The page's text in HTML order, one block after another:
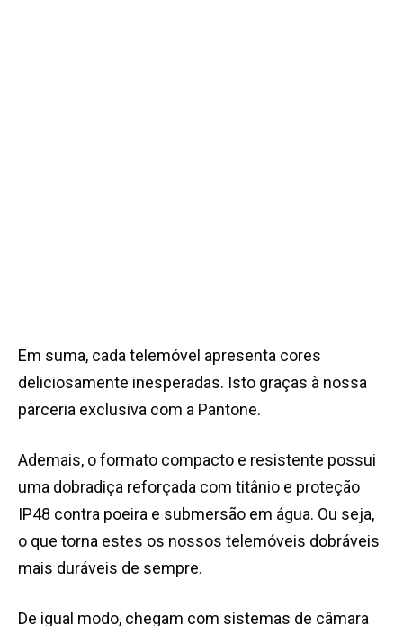
Em suma, cada telemóvel apresenta cores
deliciosamente inesperadas. Isto graças à nossa
parceria exclusiva com a Pantone.
Ademais, o formato compacto e resistente possui
uma dobradiça reforçada com titânio e proteção
IP48 contra poeira e submersão em água. Ou seja,
o que torna estes os nossos telemóveis dobráveis
mais duráveis de sempre.
De igual modo, chegam com sistemas de câmara